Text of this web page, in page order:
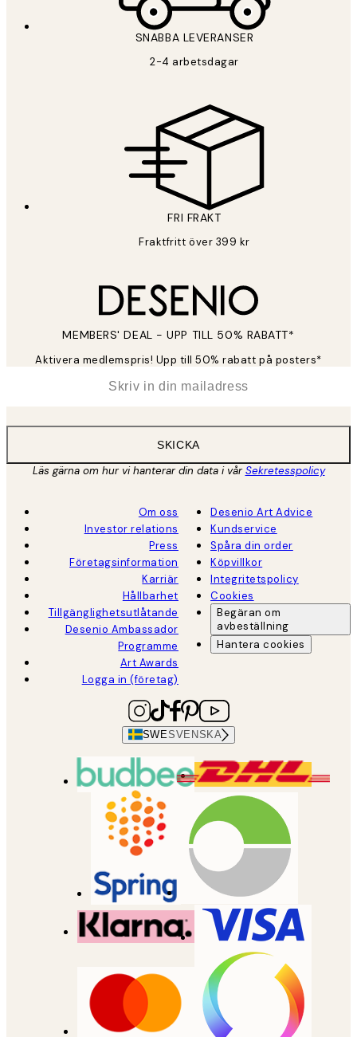
SNABBA LEVERANSER
2-4 arbetsdagar
FRI FRAKT
Fraktfritt över 399 kr
MEMBERS' DEAL - UPP TILL 50% RABATT*
Aktivera medlemspris! Upp till 50% rabatt på posters*
SKICKA
Läs gärna om hur vi hanterar din data i vårSekretesspolicy
Om oss
Investor relations
Press
Företagsinformation
Karriär
Hållbarhet
Tillgänglighetsutlåtande
Desenio Ambassador
Programme
Art Awards
Logga in (företag)
Desenio Art Advice
Kundservice
Spåra din order
Köpvillkor
Integritetspolicy
Cookies
Begäran om
avbeställning
Hantera cookies
SWESVENSKA